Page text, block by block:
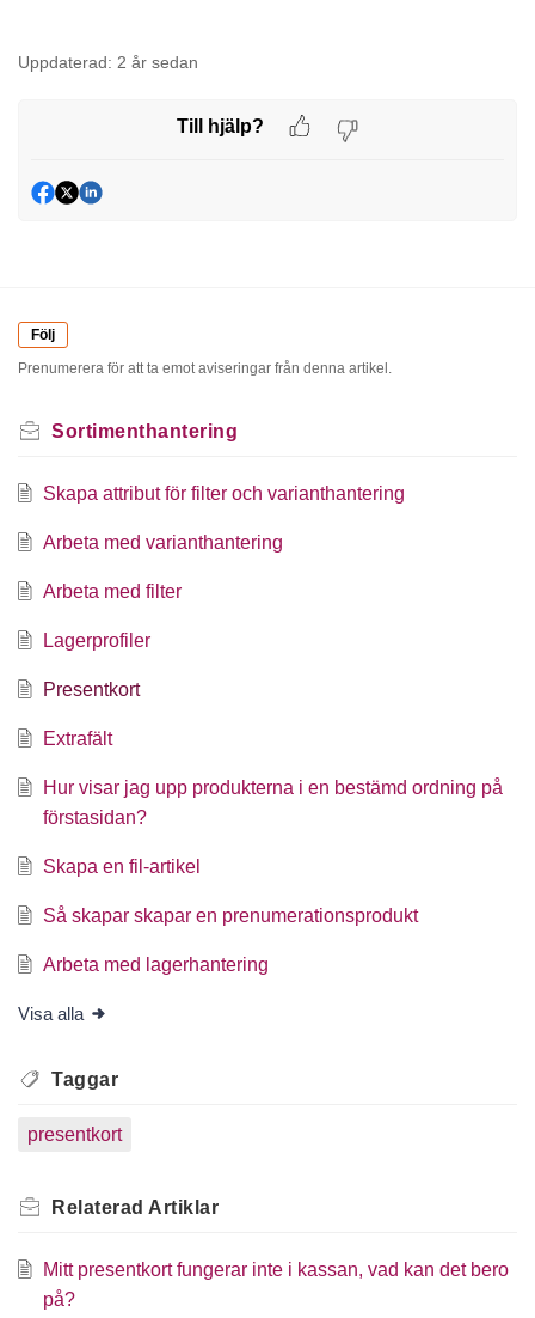
Uppdaterad: 2 år sedan
Till hjälp?
Följ
Prenumerera för att ta emot aviseringar från denna artikel.
Sortimenthantering
Skapa attribut för filter och varianthantering
Arbeta med varianthantering
Arbeta med filter
Lagerprofiler
Presentkort
Extrafält
Hur visar jag upp produkterna i en bestämd ordning på
förstasidan?
Skapa en fil-artikel
Så skapar skapar en prenumerationsprodukt
Arbeta med lagerhantering
Visa alla
Taggar
presentkort
Relaterad Artiklar
Mitt presentkort fungerar inte i kassan, vad kan det bero
på?